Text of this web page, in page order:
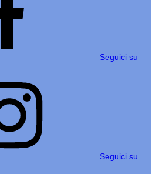
Seguici su
Seguici su